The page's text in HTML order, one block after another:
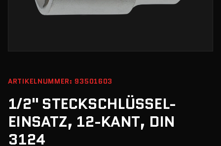
ARTIKELNUMMER: 93501603
1/2" STECKSCHLÜSSEL-
EINSATZ, 12-KANT, DIN
3124